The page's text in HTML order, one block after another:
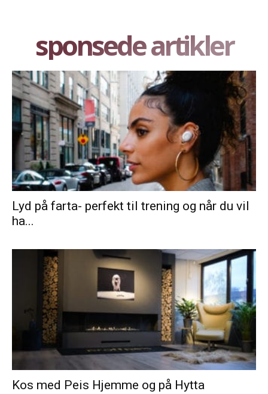
sponsede artikler
Lyd på farta- perfekt til trening og når du vil
ha...
Kos med Peis Hjemme og på Hytta